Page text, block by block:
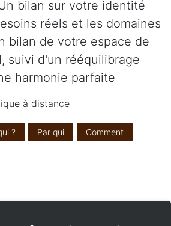
bilan sur votre identité
réels et les domaines
bilan de votre espace de
suivi d'un rééquilibrage
harmonie parfaite
à distance
? Par qui Comment